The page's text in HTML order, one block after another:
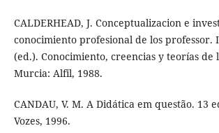
CALDERHEAD, J. Conceptualizacion e
conocimiento profesional de los professor.
(ed.). Conocimiento, creencias y teorías de
Murcia: Alfil, 1988.
CANDAU, V. M. A Didática em questão. 13
Vozes, 1996.